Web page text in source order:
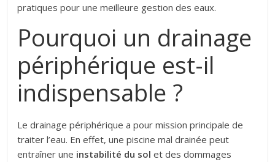
pratiques pour une meilleure gestion des eaux.
Pourquoi un drainage
périphérique est-il
indispensable ?
Le drainage périphérique a pour mission principale de
traiter l’eau. En effet, une piscine mal drainée peut
entraîner une instabilité du sol et des dommages